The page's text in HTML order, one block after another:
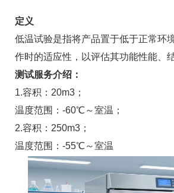
定义
低温试验是指将产品置于低于正常环
作时的适应性，以评估其功能性能、
测试服务介绍：
1.容积：20m3；
温度范围：-60℃～室温；
2.容积：250m3；
温度范围：-55℃～室温